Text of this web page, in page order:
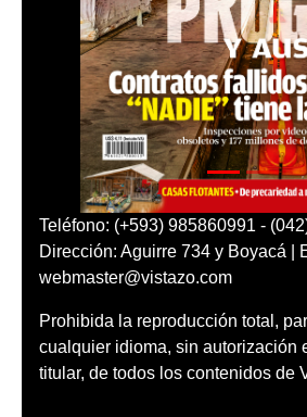
Teléfono: (+593) 985860991 -
Dirección: Aguirre 734 y Boyacá |
webmaster@vistazo.com
Prohibida la reproducción total,
cualquier idioma, sin autorización
titular, de todos los contenidos de